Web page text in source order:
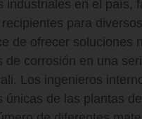
industriales en el país,
para
de ofrecer soluciones
de corrosión en una
Los ingenieros
únicas de las plantas